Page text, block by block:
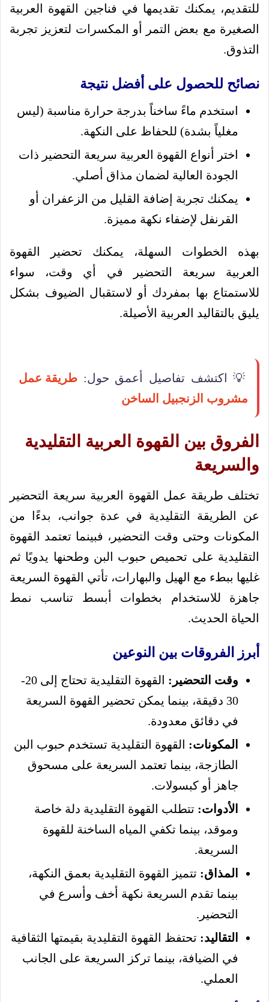
للتقديم، يمكنك تقديمها في فناجين القهوة العربية
الصغيرة مع بعض التمر أو المكسرات لتعزيز تجربة
التذوق.
نصائح للحصول على أفضل نتيجة
استخدم ماءً ساخناً بدرجة حرارة مناسبة (ليس
مغلياً بشدة) للحفاظ على النكهة.
اختر أنواع القهوة العربية سريعة التحضير ذات
الجودة العالية لضمان مذاق أصلي.
يمكنك تجربة إضافة القليل من الزعفران أو
القرنفل لإضفاء نكهة مميزة.
بهذه الخطوات السهلة، يمكنك تحضير القهوة
العربية سريعة التحضير في أي وقت، سواء
للاستمتاع بها بمفردك أو لاستقبال الضيوف بشكل
يليق بالتقاليد العربية الأصيلة.
💡 اكتشف تفاصيل أعمق حول: طريقة عمل
مشروب الزنجبيل الساخن
الفروق بين القهوة العربية التقليدية
والسريعة
تختلف طريقة عمل القهوة العربية سريعة التحضير
عن الطريقة التقليدية في عدة جوانب، بدءًا من
المكونات وحتى وقت التحضير، فبينما تعتمد القهوة
التقليدية على تحميص حبوب البن وطحنها يدويًا ثم
غليها ببطء مع الهيل والبهارات، تأتي القهوة السريعة
جاهزة للاستخدام بخطوات أبسط تناسب نمط
الحياة الحديث.
أبرز الفروقات بين النوعين
وقت التحضير:
القهوة التقليدية تحتاج إلى 20-
30 دقيقة، بينما يمكن تحضير القهوة السريعة
في دقائق معدودة.
المكونات: القهوة التقليدية تستخدم حبوب البن
الطازجة، بينما تعتمد السريعة على مسحوق
جاهز أو كبسولات.
الأدوات: تتطلب القهوة التقليدية دلة خاصة
وموقد، بينما تكفي المياه الساخنة للقهوة
السريعة.
المذاق: تتميز القهوة التقليدية بعمق النكهة،
بينما تقدم السريعة نكهة أخف وأسرع في
التحضير.
التقاليد: تحتفظ القهوة التقليدية بقيمتها الثقافية
في الضيافة، بينما تركز السريعة على الجانب
العملي.